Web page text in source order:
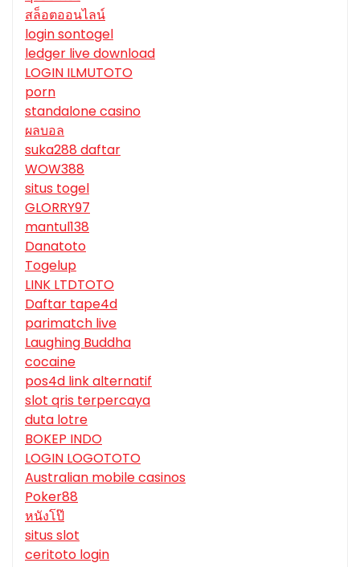
สล็อตออนไลน์
login sontogel
ledger live download
LOGIN ILMUTOTO
porn
standalone casino
ผลบอล
suka288 daftar
WOW388
situs togel
GLORRY97
mantul138
Danatoto
Togelup
LINK LTDTOTO
Daftar tape4d
parimatch live
Laughing Buddha
cocaine
pos4d link alternatif
slot qris terpercaya
duta lotre
BOKEP INDO
LOGIN LOGOTOTO
Australian mobile casinos
Poker88
หนังโป๊
situs slot
ceritoto login